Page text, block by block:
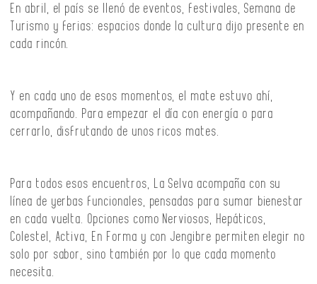
En abril, el país se llenó de eventos, festivales, Semana de
Turismo y ferias: espacios donde la cultura dijo presente en
cada rincón.
Y en cada uno de esos momentos, el mate estuvo ahí,
acompañando. Para empezar el día con energía o para
cerrarlo, disfrutando de unos ricos mates.
Para todos esos encuentros, La Selva acompaña con su
línea de yerbas funcionales, pensadas para sumar bienestar
en cada vuelta. Opciones como Nerviosos, Hepáticos,
Colestel, Activa, En Forma y con Jengibre permiten elegir no
solo por sabor, sino también por lo que cada momento
necesita.